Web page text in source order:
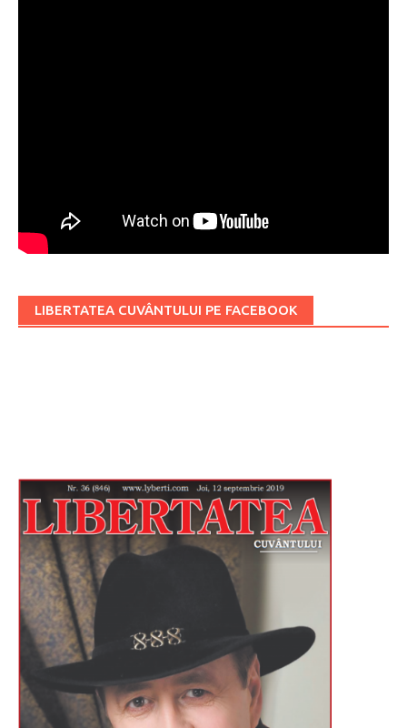
LIBERTATEA CUVÂNTULUI PE FACEBOOK